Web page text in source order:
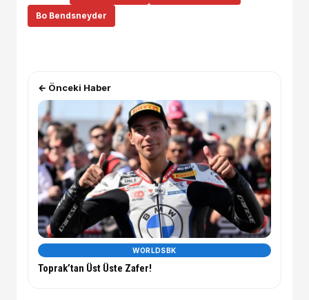
Bo Bendsneyder
← Önceki Haber
WORLDSBK
Toprak’tan Üst Üste Zafer!